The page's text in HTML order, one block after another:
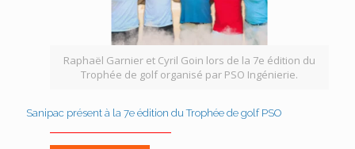
Raphaël Garnier et Cyril Goin lors de la 7e édition du
Trophée de golf organisé par PSO Ingénierie.
Sanipac présent à la 7e édition du Trophée de golf PSO